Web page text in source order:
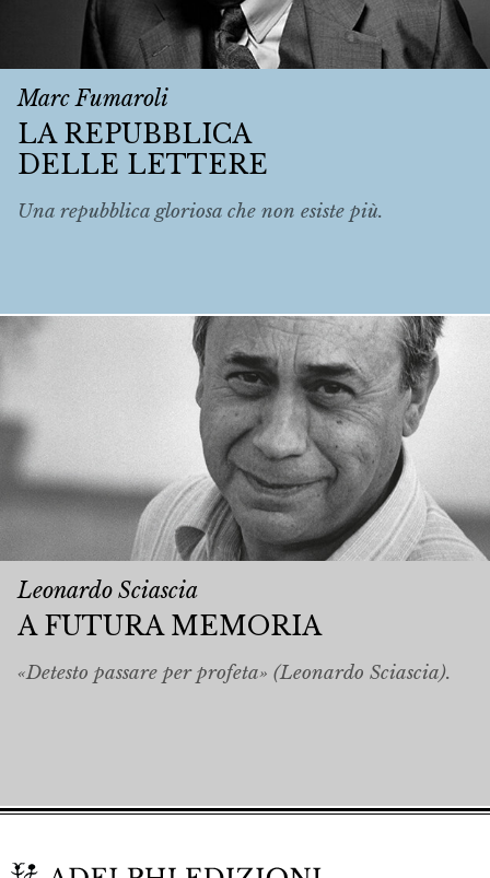
Marc Fumaroli
LA REPUBBLICA
DELLE LETTERE
Una repubblica gloriosa che non esiste più.
Leonardo Sciascia
A FUTURA MEMORIA
«Detesto passare per profeta» (Leonardo Sciascia).